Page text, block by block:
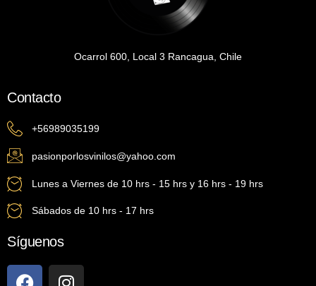
Ocarrol 600, Local 3 Rancagua, Chile
Contacto
+56989035199
pasionporlosvinilos@yahoo.com
Lunes a Viernes de 10 hrs - 15 hrs y 16 hrs - 19 hrs
Sábados de 10 hrs - 17 hrs
Síguenos